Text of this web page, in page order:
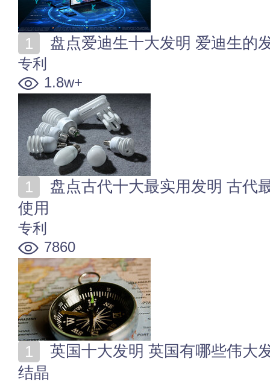
盘点爱迪生十大发明 爱迪生的
专利
1.8w+
使用
专利
7860
结晶